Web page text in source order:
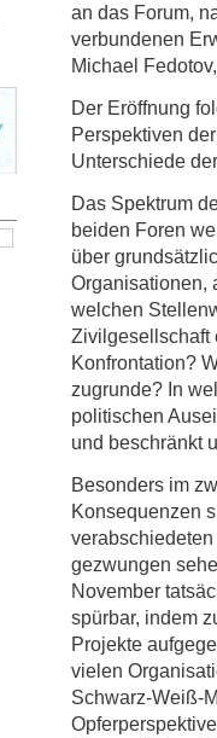
an das Forum,
verbundenen
Michael
Der Eröffnung
Perspektiven
Unterschiede
Das Spektrum
beiden Foren
über
Organisationen,
welchen
Zivilgesellschaft
Konfrontation?
zugrunde? In
politischen
und beschränkt
Besonders im
Konsequenzen
verabschiedeten
gezwungen
November
spürbar, indem
Projekte
vielen
Schwarz-Weiß-